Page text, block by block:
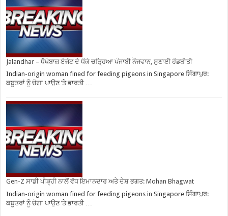
Jalandhar – ਧੋਖੇਬਾਜ਼ ਏਜੰਟ ਦੇ ਧੱਕੇ ਚੜ੍ਹਿਆ ਪੰਜਾਬੀ ਨੌਜਵਾਨ, ਸੁਣਾਈ ਹੱਡਬੀਤੀ
Indian-origin woman fined for feeding pigeons in Singapore ਸਿੰਗਾਪੁਰ:
ਕਬੂਤਰਾਂ ਨੂੰ ਚੋਗਾ ਪਾਉਣ ’ਤੇ ਭਾਰਤੀ …
Gen-Z ਸਾਡੀ ਪੀੜ੍ਹੀ ਨਾਲੋਂ ਵੱਧ ਇਮਾਨਦਾਰ ਅਤੇ ਦੇਸ਼ ਭਗਤ: Mohan Bhagwat
Indian-origin woman fined for feeding pigeons in Singapore ਸਿੰਗਾਪੁਰ:
ਕਬੂਤਰਾਂ ਨੂੰ ਚੋਗਾ ਪਾਉਣ ’ਤੇ ਭਾਰਤੀ …